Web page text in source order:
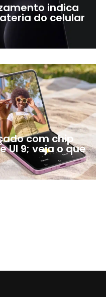
indica
do celular
com chip
UI 9; veja o que